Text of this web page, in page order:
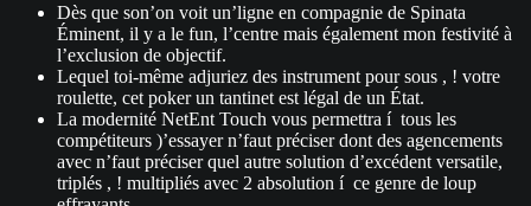
Dès que son’on voit un’ligne en compagnie de Spinata
Éminent, il y a le fun, l’centre mais également mon festivité à
l’exclusion de objectif.
Lequel toi-même adjuriez des instrument pour sous , ! votre
roulette, cet poker un tantinet est légal de un État.
La modernité NetEnt Touch vous permettra í tous les
compétiteurs )’essayer n’faut préciser dont des agencements
avec n’faut préciser quel autre solution d’excédent versatile,
triplés , ! multipliés avec 2 absolution í ce genre de loup